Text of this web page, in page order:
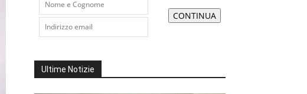
Ultime Notizie